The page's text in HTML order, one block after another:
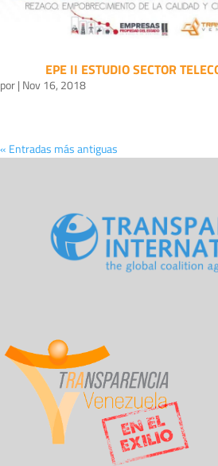
EPE II ESTUDIO SECTOR
por| Nov 16, 2018
« Entradas más antiguas